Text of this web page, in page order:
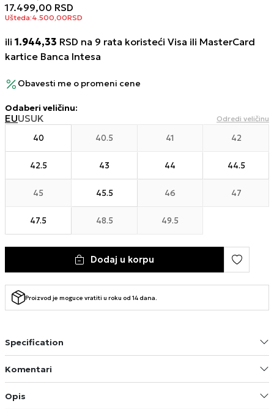
17.499,00 RSD
Ušteda:4.500,00RSD
ili 1.944,33 RSD na 9 rata koristeći Visa ili MasterCard
kartice Banca Intesa
Obavesti me o promeni cene
Odaberi veličinu:
EUUSUK Odredi veličinu
40 40.5 41 42
42.5 43 44 44.5
45 45.5 46 47
47.5 48.5 49.5
Dodaj u korpu
Proizvod je moguce vratiti u roku od 14 dana.
Specification
Komentari
Opis